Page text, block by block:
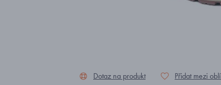
Dotaz na produkt Přidat mezi